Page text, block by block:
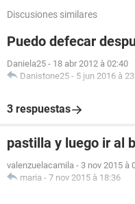
Discusiones similares
Puedo defecar
Daniela25 - 18 abr 2012 à 02:40
Danistone25 - 5 jun 2016 à
3 respuestas
pastilla y luego ir al
valenzuelacamila - 3 nov 2015 à
maria - 7 nov 2015 à 18:36